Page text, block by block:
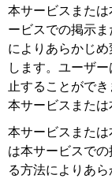
本サービスまた
ービスでの掲示
によりあらかじ
します。ユーザ
止することがで
本サービスまたは
本サービスまた
は本サービスで
る方法によりあら